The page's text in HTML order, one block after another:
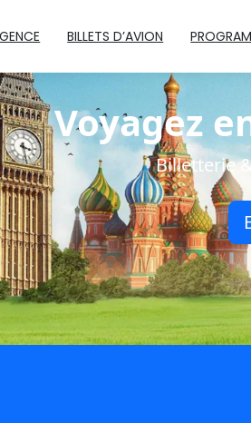
BILLETS D’AVION
Voyagez
Billetterie